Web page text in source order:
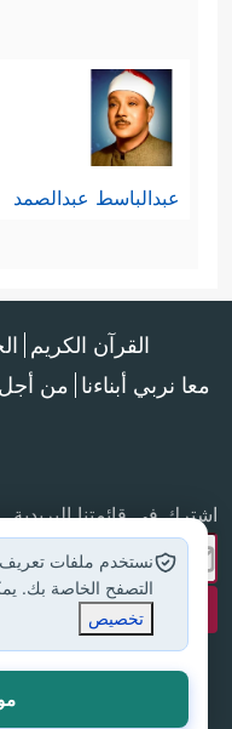
عبدالباسط عبدالصمد
القرآن الكريم
معا نربي أبناءنا من
اشترك في قائمتنا البريدية
جميع الحقوق محفوظة
نستخدم ملفات تعريف
التصفح الخاصة بك.
تخصيص